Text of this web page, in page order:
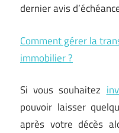
dernier avis
Comment gérer la
immobilier ?
Si vous souhaitez
pouvoir laisser
après votre décès